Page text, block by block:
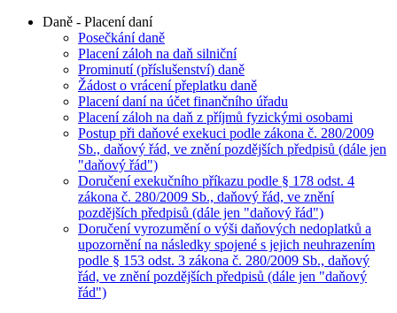
Daně - Placení daní
Posečkání daně
Placení záloh na daň silniční
Prominutí (příslušenství) daně
Žádost o vrácení přeplatku daně
Placení daní na účet finančního úřadu
Placení záloh na daň z příjmů fyzickými osobami
Postup při daňové exekuci podle zákona č. 280/2009
Sb., daňový řád, ve znění pozdějších předpisů (dále jen
"daňový řád")
Doručení exekučního příkazu podle § 178 odst. 4
zákona č. 280/2009 Sb., daňový řád, ve znění
pozdějších předpisů (dále jen "daňový řád")
Doručení vyrozumění o výši daňových nedoplatků a
upozornění na následky spojené s jejich neuhrazením
podle § 153 odst. 3 zákona č. 280/2009 Sb., daňový
řád, ve znění pozdějších předpisů (dále jen "daňový
řád")